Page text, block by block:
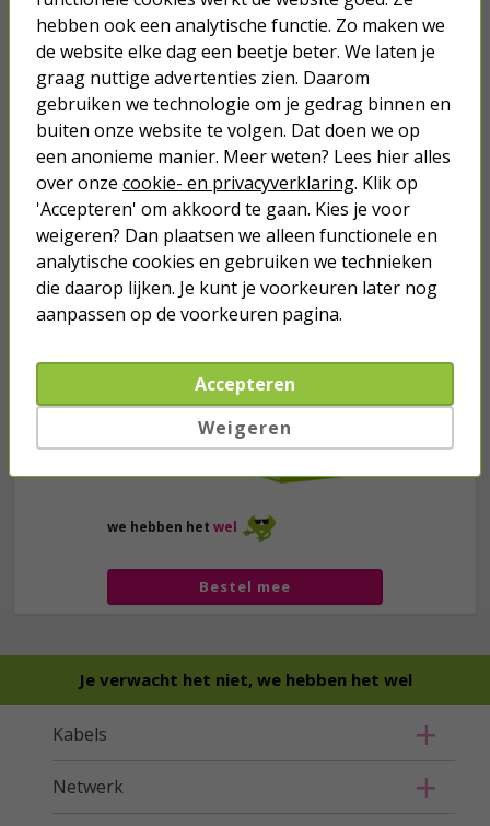
Turbo onkruidverdelger (Concentraat,
3x 100ml) | Ook voor je gazon!
43,
40,
89
we hebben het wel
Bestel mee
13,75
Je verwacht het niet, we hebben het wel
Kabels
Netwerk
hebben ook een analytische functie. Zo maken we
de website elke dag een beetje beter. We laten je
graag nuttige advertenties zien. Daarom
gebruiken we technologie om je gedrag binnen en
buiten onze website te volgen. Dat doen we op
een anonieme manier. Meer weten? Lees hier alles
over onze cookie- en privacyverklaring. Klik op
'Accepteren' om akkoord te gaan. Kies je voor
weigeren? Dan plaatsen we alleen functionele en
analytische cookies en gebruiken we technieken
die daarop lijken. Je kunt je voorkeuren later nog
aanpassen op de voorkeuren pagina.
Accepteren
Weigeren